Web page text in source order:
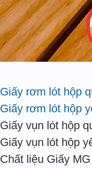
Giấy rơm lót hộp
Giấy rơm lót hộp
Giấy vụn lót hộp
Giấy vụn lót hộp
Chất liệu Giấy